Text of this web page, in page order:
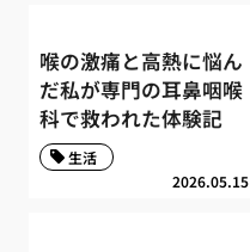
喉の激痛と高熱に悩ん
だ私が専門の耳鼻咽喉
科で救われた体験記
2026.05.15
生活